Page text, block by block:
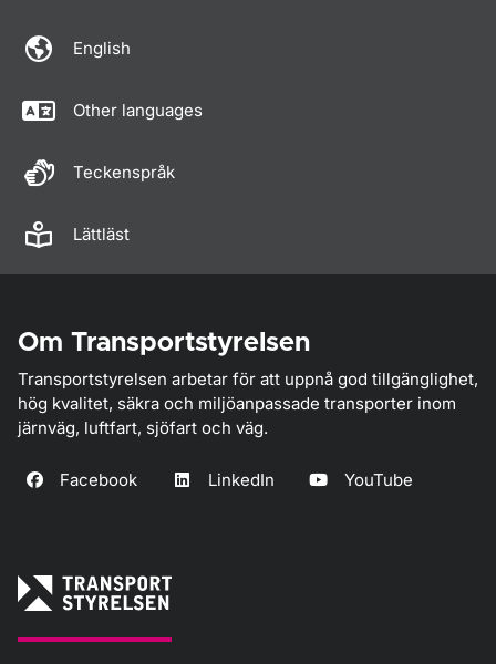
English
Other languages
Teckenspråk
Lättläst
Om Transportstyrelsen
Transportstyrelsen arbetar för att uppnå god tillgänglighet,
hög kvalitet, säkra och miljöanpassade transporter inom
järnväg, luftfart, sjöfart och väg.
Facebook LinkedIn YouTube